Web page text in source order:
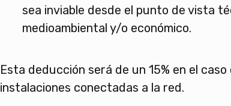
sea inviable desde el punto de vista
medioambiental y/o económico.
Esta deducción será de un 15% en el caso
instalaciones conectadas a la red.